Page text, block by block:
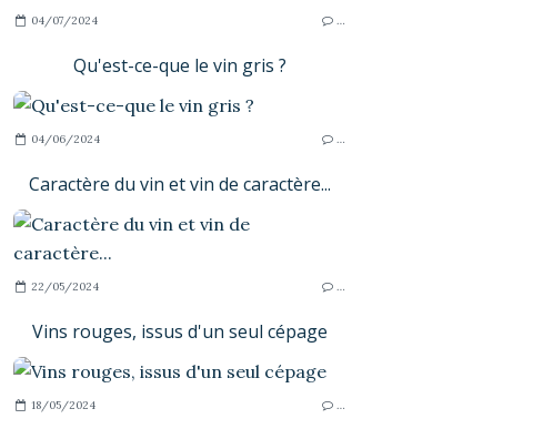
04/07/2024 …
Qu'est-ce-que le vin gris ?
04/06/2024 …
Caractère du vin et vin de caractère...
22/05/2024 …
Vins rouges, issus d'un seul cépage
18/05/2024 …